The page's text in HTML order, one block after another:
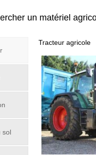
un matériel
sol
Tracteur agricole